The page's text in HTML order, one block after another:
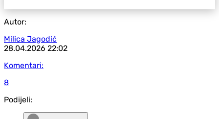
Autor:
Milica Jagodić
28.04.2026 22:02
Komentari:
8
Podijeli: